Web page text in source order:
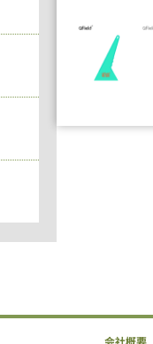
会社概要